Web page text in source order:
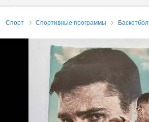
Спорт Спортивные программы Баскетбол